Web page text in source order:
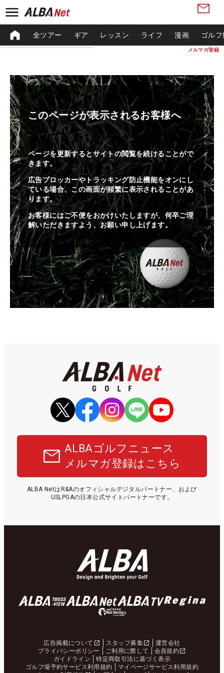
メルマガ登録
全ツアー ギア レッスン ライフ 漫画 ゴル
このページが表示されるお客様へ
ページを更新するとサイトの閲覧を続けることがで
きます。
広告ブロッカーやトラッキング防止機能をオンにし
ている場合、この画面が頻繁に表示されることがあ
ります。
お客様にはご不便をおかけいたしますが、何卒ご理
解いただきますよう、お願い申し上げます。
ALBAゴルフニュース
メルマガ登録はこちら
ALBA NetはR&Aのオフィシャルデジタルパートナー、および
USLPGAの日本公式サイトパートナーです。
広告掲載について スタッフ募集
運営会社
プライバシーポリシー
ご利用に際して
会員規約
ガイドライン
特定商取引法に基づく表示
ゴルフ場予約サービス利用規約
マイページサービス利用規約